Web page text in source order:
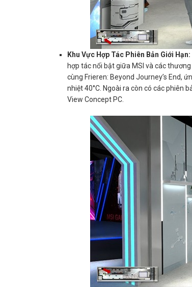
Khu Vực Hợp Tác Phiên Bản Giới Hạn:
hợp tác nổi bật giữa MSI và các
cùng Frieren: Beyond Journey’s End,
nhiệt 40°C. Ngoài ra còn có các phiên
View Concept PC.